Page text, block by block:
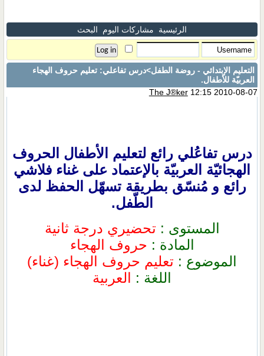
الرئيسية مشاركات اليوم البحث
التعليم الإبتدائي - روضة الطفل>درس تفاعلي: تعليم حروف الهجاء
العربيّة للأطفال.
The J®ker12:15 2010-08-07
درس تفاعُلي رائع لتعليم الأطفال الحروف
الهجائيّة العربيّة بالإعتماد على غناء فلاشي
رائع و مُنسّق بطريقة تسهّل الحفظ لدى
الطّفل.
المستوى : تحضيري درجة ثانية
المادة : حروف الهجاء
الموضوع : تعليم حروف الهجاء (غناء)
اللغة :
العربية